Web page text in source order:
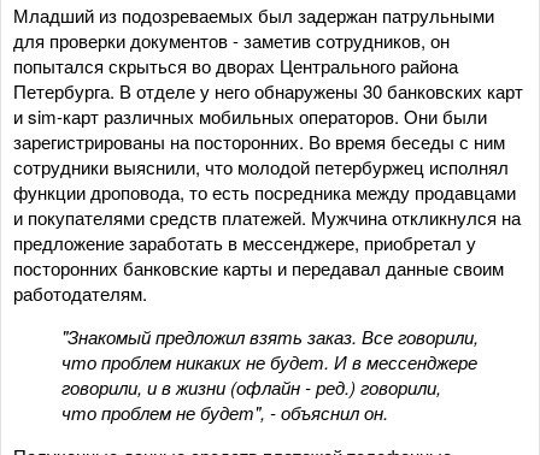
Младший из подозреваемых был задержан патрульными
для проверки документов - заметив сотрудников, он
попытался скрыться во дворах Центрального района
Петербурга. В отделе у него обнаружены 30 банковских карт
и sim-карт различных мобильных операторов. Они были
зарегистрированы на посторонних. Во время беседы с ним
сотрудники выяснили, что молодой петербуржец исполнял
функции дроповода, то есть посредника между продавцами
и покупателями средств платежей. Мужчина откликнулся на
предложение заработать в мессенджере, приобретал у
посторонних банковские карты и передавал данные своим
работодателям.
"Знакомый предложил взять заказ. Все говорили,
что проблем никаких не будет. И в мессенджере
говорили, и в жизни (офлайн - ред.) говорили,
что проблем не будет", - объяснил он.